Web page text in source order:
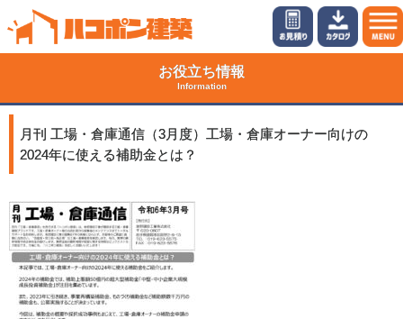
お役立ち情報
Information
月刊 工場・倉庫通信（3月度）工場・倉庫オーナー向けの
2024年に使える補助金とは？